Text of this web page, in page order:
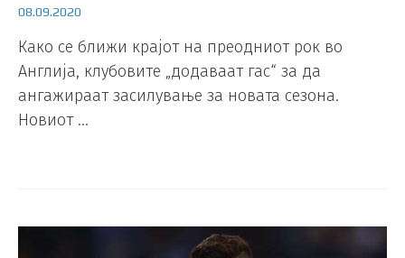
08.09.2020
Како се ближи крајот на преодниот рок во
Англија, клубовите „додаваат гас“ за да
ангажираат засилување за новата сезона.
Новиот …